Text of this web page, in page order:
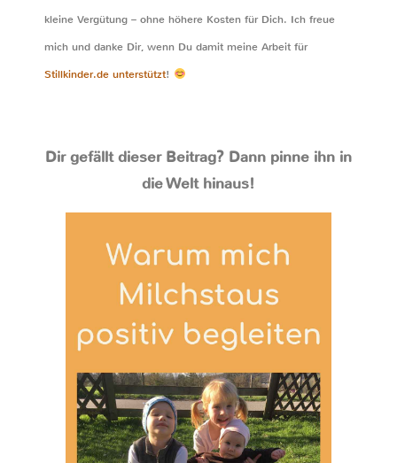
kleine Vergütung – ohne höhere Kosten für Dich. Ich freue
mich und danke Dir, wenn Du damit meine Arbeit für
Stillkinder.de unterstützt!
Dir gefällt dieser Beitrag? Dann pinne ihn in
die Welt hinaus!